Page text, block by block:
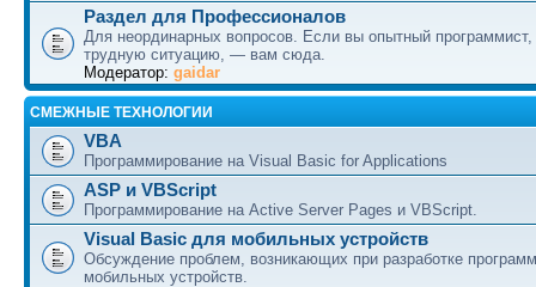
Раздел для Профессионалов
Для неординарных вопросов. Если вы опытный
трудную ситуацию, — вам сюда.
Модератор: gaidar
СМЕЖНЫЕ ТЕХНОЛОГИИ
VBA
Программирование на Visual Basic for Applications
ASP и VBScript
Программирование на Active Server Pages и VBScript.
Visual Basic для мобильных устройств
Обсуждение проблем, возникающих при разработке
мобильных устройств.